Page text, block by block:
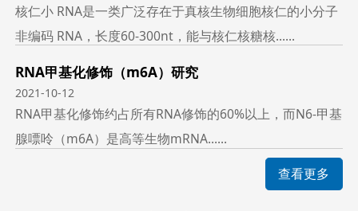
核仁小 RNA是一类广泛存在于真核生物细胞核仁的小分子
非编码 RNA，长度60-300nt，能与核仁核糖核......
RNA甲基化修饰（m6A）研究
2021-10-12
RNA甲基化修饰约占所有RNA修饰的60%以上，而N6-甲基
腺嘌呤（m6A）是高等生物mRNA......
查看更多